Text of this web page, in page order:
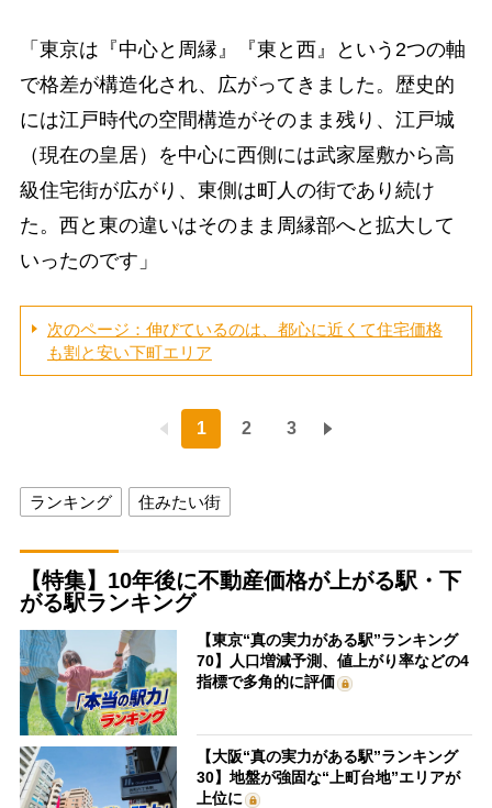
「東京は『中心と周縁』『東と西』という2つの軸
で格差が構造化され、広がってきました。歴史的
には江戸時代の空間構造がそのまま残り、江戸城
（現在の皇居）を中心に西側には武家屋敷から高
級住宅街が広がり、東側は町人の街であり続け
た。西と東の違いはそのまま周縁部へと拡大して
いったのです」
次のページ：伸びているのは、都心に近くて住宅価格
も割と安い下町エリア
1 2 3
ランキング 住みたい街
【特集】10年後に不動産価格が上がる駅・下
がる駅ランキング
【東京“真の実力がある駅”ランキング
70】人口増減予測、値上がり率などの4
指標で多角的に評価
【大阪“真の実力がある駅”ランキング
30】地盤が強固な“上町台地”エリアが
上位に